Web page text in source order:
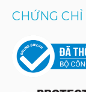
CHỨNG CHỈ